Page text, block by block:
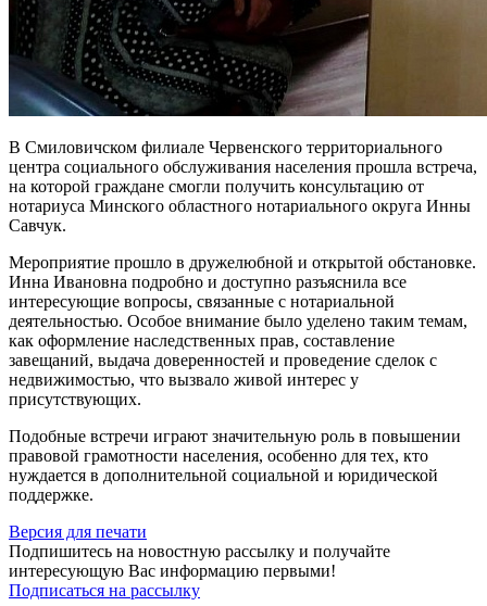
В Смиловичском филиале Червенского территориального
центра социального обслуживания населения прошла встреча,
на которой граждане смогли получить консультацию от
нотариуса Минского областного нотариального округа Инны
Савчук.
Мероприятие прошло в дружелюбной и открытой обстановке.
Инна Ивановна подробно и доступно разъяснила все
интересующие вопросы, связанные с нотариальной
деятельностью. Особое внимание было уделено таким темам,
как оформление наследственных прав, составление
завещаний, выдача доверенностей и проведение сделок с
недвижимостью, что вызвало живой интерес у
присутствующих.
Подобные встречи играют значительную роль в повышении
правовой грамотности населения, особенно для тех, кто
нуждается в дополнительной социальной и юридической
поддержке.
Версия для печати
Подпишитесь на новостную рассылку и получайте
интересующую Вас информацию первыми!
Подписаться на рассылку